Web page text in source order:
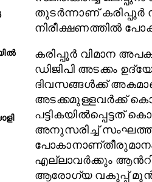
തുടര്‍ന്നാണ് കരിപ്പൂര്‍
നിരീക്ഷണത്തില്‍
കരിപ്പൂര്‍ വിമാന
ഡിജിപി അടക്കം
ദിവസങ്ങള്‍ക്ക്
അടക്കമുള്ളവര്‍ക്ക്
അനുസരിച്ച്‌
എല്ലാവര്‍ക്കും
ആരോഗ്യ വകുപ്പ്